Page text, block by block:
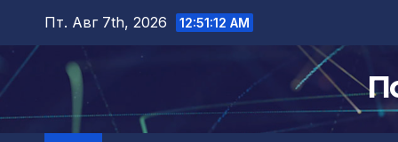
Перейти
содержимому
Пт. Авг 7th, 2026 12:51:13 AM